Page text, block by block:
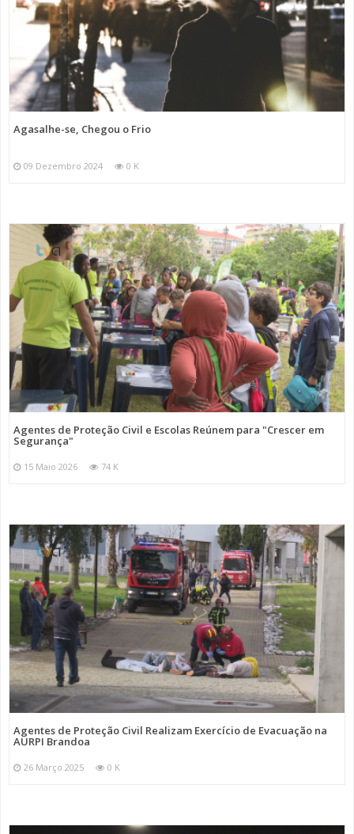
Agasalhe-se, Chegou o Frio
09 Dezembro 2024 0 K
Agentes de Proteção Civil e Escolas Reúnem para "Crescer em
Segurança"
15 Maio 2026 74 K
Agentes de Proteção Civil Realizam Exercício de Evacuação na
AURPI Brandoa
26 Março 2025 0 K